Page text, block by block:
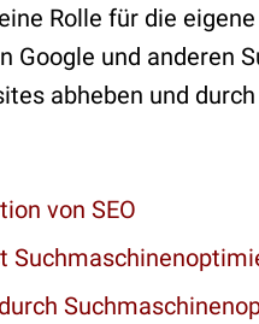
Rolle für die
Google und anderen
abheben und
von SEO